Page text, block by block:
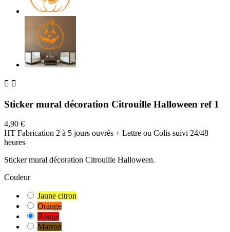
 
Sticker mural décoration Citrouille Halloween ref 1
4,90 €
HT Fabrication 2 à 5 jours ouvrés + Lettre ou Colis suivi 24/48
heures
Sticker mural décoration Citrouille Halloween.
Couleur
Jaune citron
Orange
Rouge
Marron